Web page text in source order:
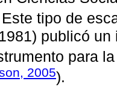
tipo de
publicó
para
2005).